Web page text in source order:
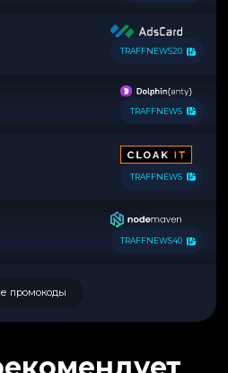
TRAFFNEWS20
TRAFFNEWS
TRAFFNEWS
TRAFFNEWS40
промокоды